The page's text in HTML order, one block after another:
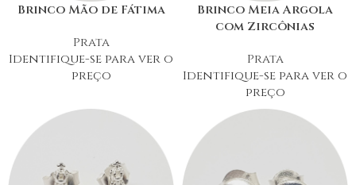
Brinco Mão de Fátima
Prata
Identifique-se para ver o
preço
Brinco Meia Argola
com Zircônias
Prata
Identifique-se para ver o
preço